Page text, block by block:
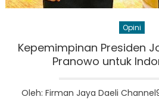
Opini
Kepemimpinan Presiden
Pranowo untuk
Oleh: Firman Jaya Daeli